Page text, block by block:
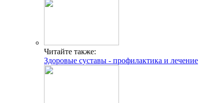
Читайте также:
Здоровые суставы - профилактика и лечение